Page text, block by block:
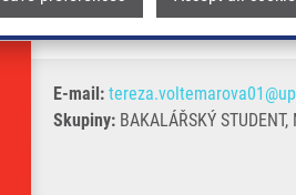
E-mail:
Skupiny: BAKALÁŘSKÝ